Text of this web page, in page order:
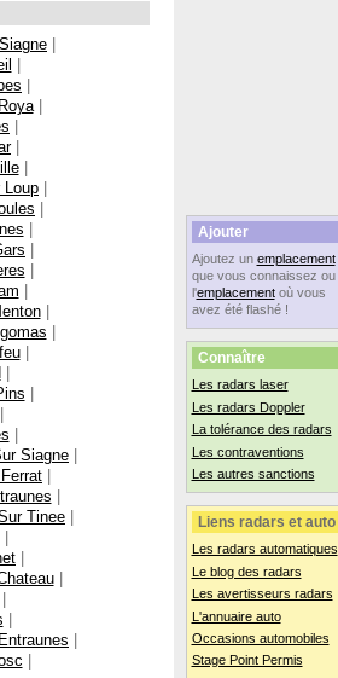
Ajouter
Ajoutez un emplacement
que vous connaissez ou
l'emplacementoù vous
avez été flashé !
Connaître
Les radars laser
Les radars Doppler
La tolérance des radars
Les contraventions
Les autres sanctions
Liens radars et auto
Les radars automatiques
Le blog des radars
Les avertisseurs radars
L'annuaire auto
Occasions automobiles
Stage Point Permis
|
|
|
|
|
|
|
Loup |
|
|
|
|
|
|
|
|
|
|
|
|
Siagne |
|
|
Tinee |
|
|
|
|
|
|
|